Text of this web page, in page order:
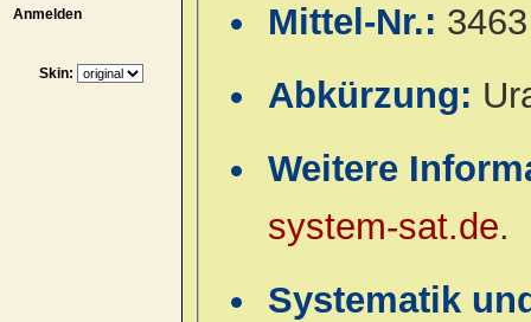
Anmelden
Skin:
Mittel-Nr.: 3463
Abkürzung:
Weitere
system-sat.de.
Systematik